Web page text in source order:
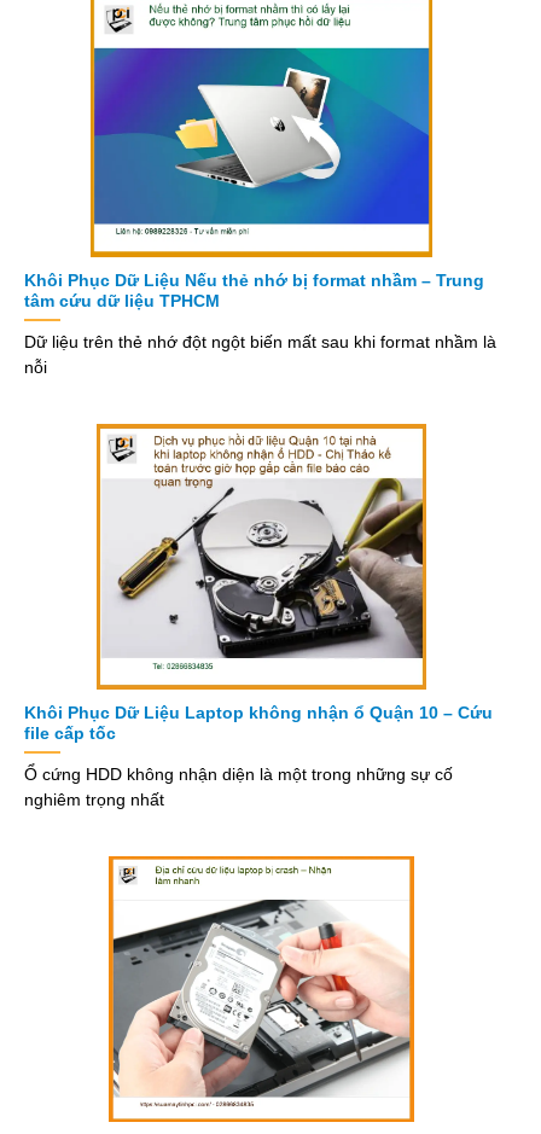
Khôi Phục Dữ Liệu Nếu thẻ nhớ bị format nhầm – Trung
tâm cứu dữ liệu TPHCM
Dữ liệu trên thẻ nhớ đột ngột biến mất sau khi format nhầm là
nỗi
Khôi Phục Dữ Liệu Laptop không nhận ổ Quận 10 – Cứu
file cấp tốc
Ổ cứng HDD không nhận diện là một trong những sự cố
nghiêm trọng nhất